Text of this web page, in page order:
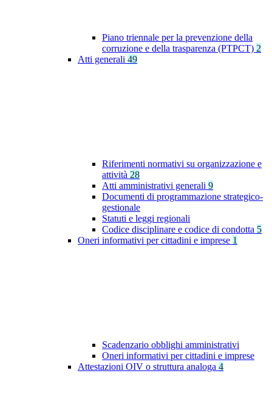
Piano triennale per la prevenzione della
corruzione e della trasparenza (PTPCT) 2
Atti generali 49
Riferimenti normativi su organizzazione e
attività 28
Atti amministrativi generali 9
Documenti di programmazione strategico-
gestionale
Statuti e leggi regionali
Codice disciplinare e codice di condotta 5
Oneri informativi per cittadini e imprese 1
Scadenzario obblighi amministrativi
Oneri informativi per cittadini e imprese
Attestazioni OIV o struttura analoga 4